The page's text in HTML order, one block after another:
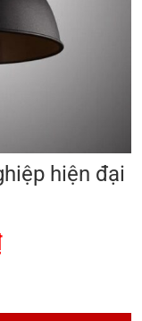
hiện đại
lượng